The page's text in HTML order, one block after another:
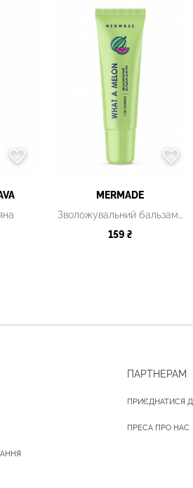
MERMADE
Зволожувальний бальзам для губ What a melon
159 ₴
ПАРТНЕРАМ
ПРИЄДНАТИСЯ
ПРЕСА ПРО НАС